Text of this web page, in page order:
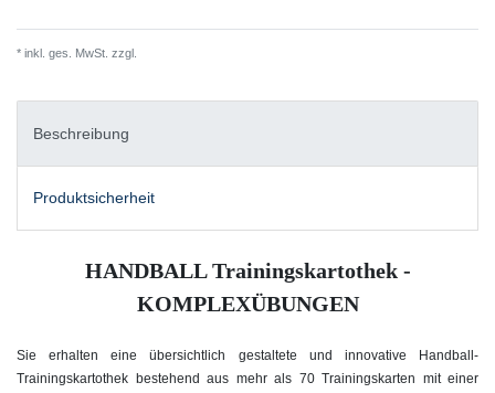
* inkl. ges. MwSt. zzgl.
Beschreibung
Produktsicherheit
HANDBALL Trainingskartothek -
KOMPLEXÜBUNGEN
Sie erhalten eine übersichtlich gestaltete und innovative Handball-
Trainingskartothek bestehend aus mehr als 70 Trainingskarten mit einer